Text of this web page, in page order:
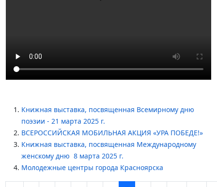
Книжная выставка, посвященная Всемирному дню
поэзии - 21 марта 2025 г.
ВСЕРОССИЙСКАЯ МОБИЛЬНАЯ АКЦИЯ «УРА ПОБЕДЕ!»
Книжная выставка, посвященная Международному
женскому дню 8 марта 2025 г.
Молодежные центры города Красноярска